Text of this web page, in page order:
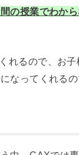
間の授業でわか
れるので、お
なってくれる